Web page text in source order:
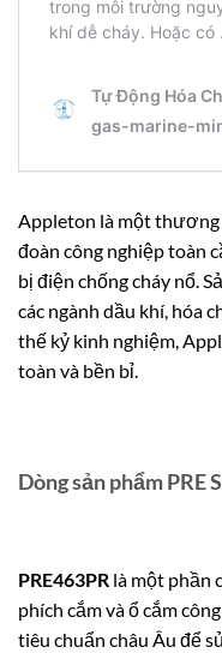
Appleton là một thương
đoàn công nghiệp toàn
bị điện chống cháy nổ.
các ngành dầu khí, hóa
thế kỷ kinh nghiệm,
toàn và bền bỉ.
Dòng sản phẩm PRE
PRE463PR là một phần
phích cắm và ổ cắm
tiêu chuẩn châu Âu để